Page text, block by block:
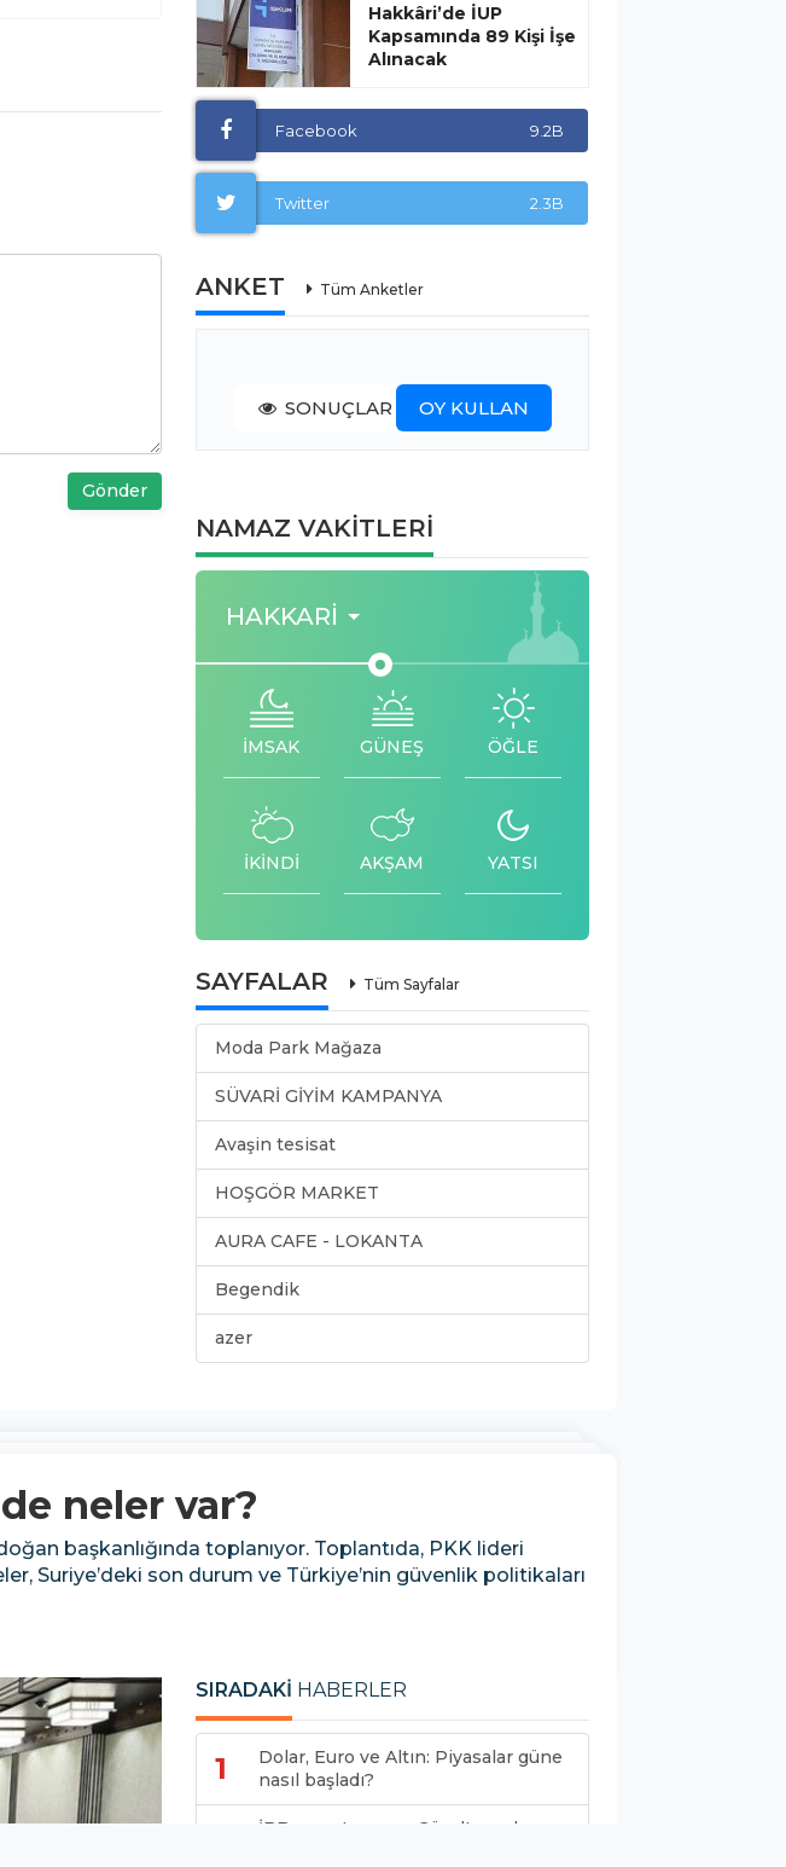
Gönder
Hakkâri’de İUP
Kapsamında 89 Kişi İşe
Alınacak
Facebook 9.2B
Twitter 2.3B
ANKET Tüm Anketler
SONUÇLAR OY KULLAN
NAMAZ VAKİTLERİ
HAKKARI
İMSAK GÜNEŞ ÖĞLE
İKİNDİ AKŞAM YATSI
SAYFALAR Tüm Sayfalar
Moda Park Mağaza
SÜVARİ GİYİM KAMPANYA
Avaşin tesisat
HOŞGÖR MARKET
AURA CAFE - LOKANTA
Begendik
azer
neler var?
başkanlığında toplanıyor. Toplantıda, PKK lideri
Suriye’deki son durum ve Türkiye’nin güvenlik politikaları
SIRADAKİ HABERLER
1
Dolar, Euro ve Altın: Piyasalar güne
nasıl başladı?
İBB soruşturması: Gözaltına alınan